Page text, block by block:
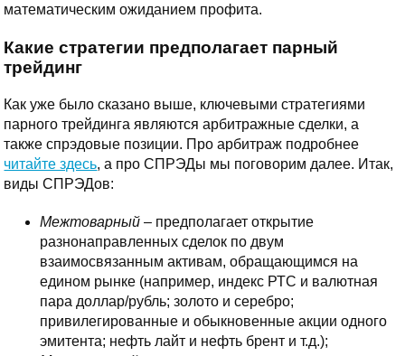
математическим ожиданием профита.
Какие стратегии предполагает парный
трейдинг
Как уже было сказано выше, ключевыми стратегиями
парного трейдинга являются арбитражные сделки, а
также спрэдовые позиции. Про арбитраж подробнее
читайте здесь, а про СПРЭДы мы поговорим далее. Итак,
виды СПРЭДов:
Межтоварный – предполагает открытие
разнонаправленных сделок по двум
взаимосвязанным активам, обращающимся на
едином рынке (например, индекс РТС и валютная
пара доллар/рубль; золото и серебро;
привилегированные и обыкновенные акции одного
эмитента; нефть лайт и нефть брент и т.д.);